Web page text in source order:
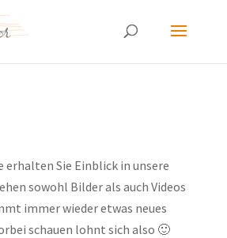
erhalten Sie Einblick in unsere
sowohl Bilder als auch Videos
immer wieder etwas neues
schauen lohnt sich also 🙂